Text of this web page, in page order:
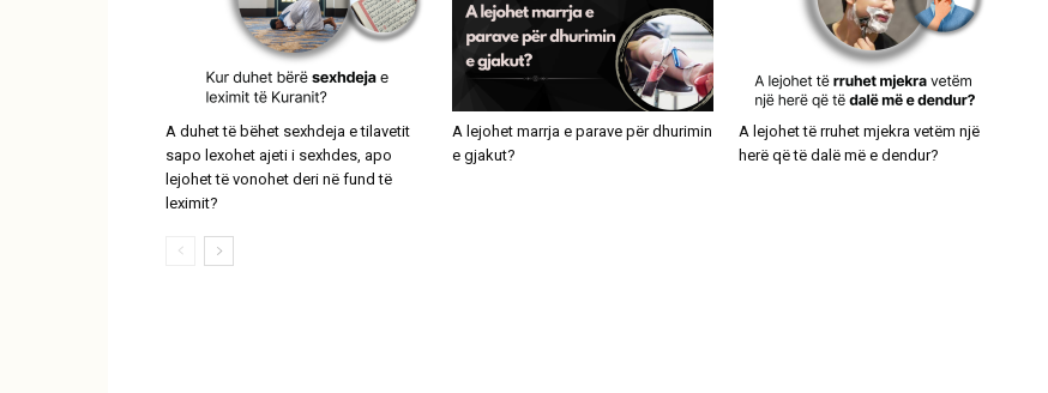
A duhet të bëhet sexhdeja e tilavetit
sapo lexohet ajeti i sexhdes, apo
lejohet të vonohet deri në fund të
leximit?
A lejohet marrja e parave për dhurimin
e gjakut?
A lejohet të rruhet mjekra vetëm një
herë që të dalë më e dendur?